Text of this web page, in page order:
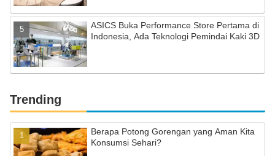
ASICS Buka Performance Store Pertama di
Indonesia, Ada Teknologi Pemindai Kaki 3D
Trending
Berapa Potong Gorengan yang Aman Kita
Konsumsi Sehari?